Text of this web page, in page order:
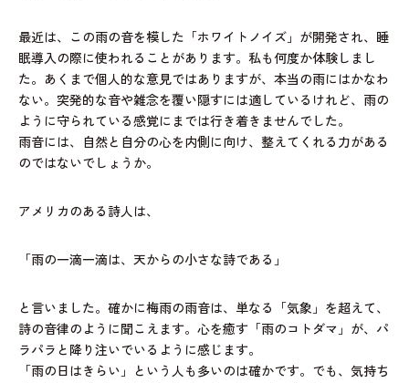
最近は、この雨の音を模した「ホワイトノイズ」が開発され、睡
眠導入の際に使われることがあります。私も何度か体験しまし
た。あくまで個人的な意見ではありますが、本当の雨にはかなわ
ない。突発的な音や雑念を覆い隠すには適しているけれど、雨の
ように守られている感覚にまでは行き着きませんでした。
雨音には、自然と自分の心を内側に向け、整えてくれる力がある
のではないでしょうか。
アメリカのある詩人は、
「雨の一滴一滴は、天からの小さな詩である」
と言いました。確かに梅雨の雨音は、単なる「気象」を超えて、
詩の音律のように聞こえます。心を癒す「雨のコトダマ」が、パ
ラパラと降り注いでいるように感じます。
「雨の日はきらい」という人も多いのは確かです。でも、気持ち